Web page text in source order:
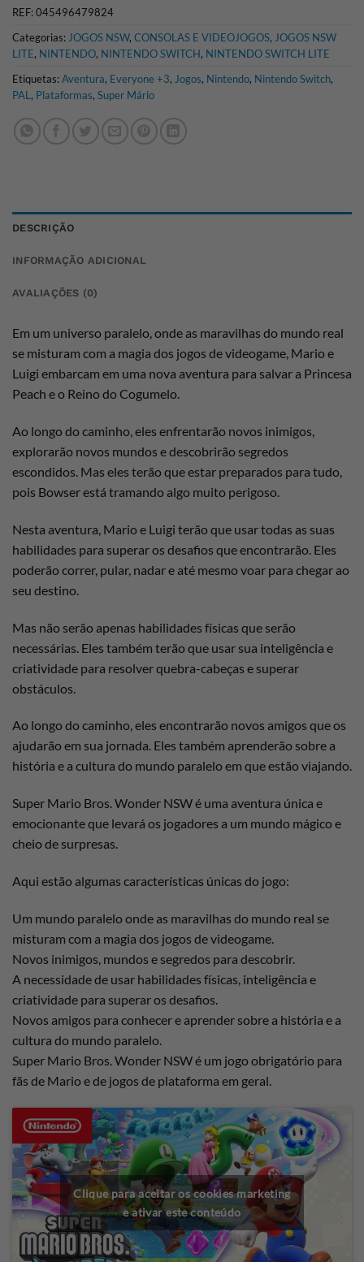
REF:045496479824
Categorias:JOGOS NSW, CONSOLAS E VIDEOJOGOS, JOGOS NSW
LITE, NINTENDO, NINTENDO SWITCH, NINTENDO SWITCH LITE
Etiquetas:Aventura, Everyone +3, Jogos, Nintendo, Nintendo Switch,
PAL, Plataformas, Super Mário
DESCRIÇÃO
INFORMAÇÃO ADICIONAL
AVALIAÇÕES (0)
Em um universo paralelo, onde as maravilhas do mundo real
se misturam com a magia dos jogos de videogame, Mario e
Luigi embarcam em uma nova aventura para salvar a Princesa
Peach e o Reino do Cogumelo.
Ao longo do caminho, eles enfrentarão novos inimigos,
explorarão novos mundos e descobrirão segredos
escondidos. Mas eles terão que estar preparados para tudo,
pois Bowser está tramando algo muito perigoso.
Nesta aventura, Mario e Luigi terão que usar todas as suas
habilidades para superar os desafios que encontrarão. Eles
poderão correr, pular, nadar e até mesmo voar para chegar ao
seu destino.
Mas não serão apenas habilidades físicas que serão
necessárias. Eles também terão que usar sua inteligência e
criatividade para resolver quebra-cabeças e superar
obstáculos.
Ao longo do caminho, eles encontrarão novos amigos que os
ajudarão em sua jornada. Eles também aprenderão sobre a
história e a cultura do mundo paralelo em que estão viajando.
Super Mario Bros. Wonder NSW é uma aventura única e
emocionante que levará os jogadores a um mundo mágico e
cheio de surpresas.
Aqui estão algumas características únicas do jogo:
Um mundo paralelo onde as maravilhas do mundo real se
misturam com a magia dos jogos de videogame.
Novos inimigos, mundos e segredos para descobrir.
A necessidade de usar habilidades físicas, inteligência e
criatividade para superar os desafios.
Novos amigos para conhecer e aprender sobre a história e a
cultura do mundo paralelo.
Super Mario Bros. Wonder NSW é um jogo obrigatório para
fãs de Mario e de jogos de plataforma em geral.
Clique para aceitar os cookies marketing
e ativar este conteúdo